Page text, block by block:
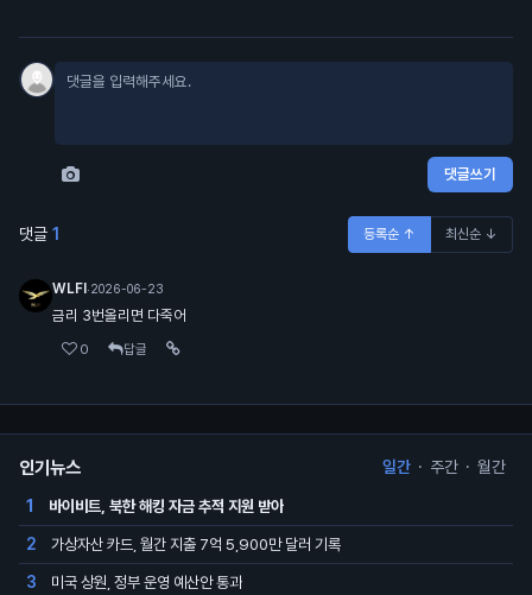
댓글쓰기
댓글 1 등록순 ↑ 최신순 ↓
WLFI ·2026-06-23
금리 3번올리면 다죽어
0 답글
인기뉴스 일간 · 주간 · 월간
1 바이비트, 북한 해킹 자금 추적 지원 받아
2 가상자산 카드, 월간 지출 7억 5,900만 달러 기록
3 미국 상원, 정부 운영 예산안 통과